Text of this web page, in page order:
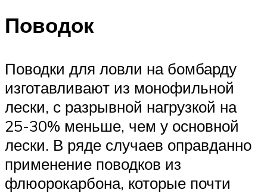
Поводок
Поводки для ловли на бомбарду
изготавливают из монофильной
лески, с разрывной нагрузкой на
25-30% меньше, чем у основной
лески. В ряде случаев оправданно
применение поводков из
флюорокарбона, которые почти